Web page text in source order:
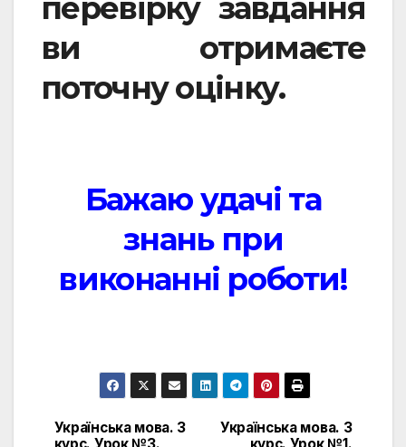
перевірку завдання
ви отримаєте
поточну оцінку.
Бажаю удачі та
знань при
виконанні роботи!
Навигация
Українська мова. 3
Українська мова. 3